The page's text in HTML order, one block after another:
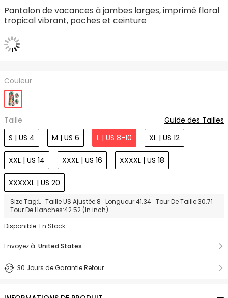
Pantalon de vacances à jambes larges, imprimé floral
tropical vibrant, poches et ceinture
Couleur
Taille
Guide des Tailles
S | US 4
M | US 6 L | US 8-10 XL | US 12
XXL | US 14 XXXL | US 16 XXXXL | US 18
XXXXXL | US 20
Size Tag:L Taille US Ajustée:8 Longueur:41.34 Tour De Taille:30.71
Tour De Hanches:42.52.(In inch)
Disponible: En Stock
Envoyez à: United States
30 Jours de Garantie Retour